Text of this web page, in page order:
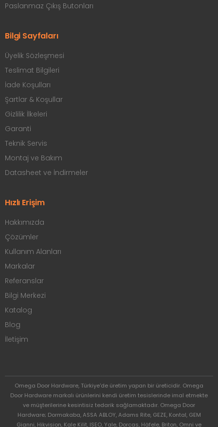
Paslanmaz Çıkış Butonları
Bilgi Sayfaları
Üyelik Sözleşmesi
Teslimat Bilgileri
İade Koşulları
Şartlar & Koşullar
Gizlilik İlkeleri
Garanti
Teknik Servis
Montaj ve Bakım
Datasheet ve İndirmeler
Hızlı Erişim
Hakkımızda
Çözümler
Kullanım Alanları
Markalar
Referanslar
Bilgi Merkezi
Katalog
Blog
İletişim
Omega Door Hardware, Türkiye'de üretim yapan bir üreticidir. Omega
Door Hardware markalı ürünlerini kendi üretim tesislerinde imal etmekte
ve müşterilerine kesintisiz tedarik sağlamaktadır. Omega Door
Hardware; Dormakaba, ASSA ABLOY, Adams Rite, GEZE, Kontal, GEM
Gianni, Hikvision, Kale Kilit, ISEO, Yale, Dorcas, Häfele, Briton, Omni ve